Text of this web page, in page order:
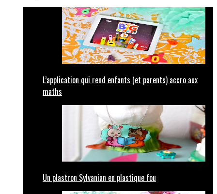
L’application qui rend enfants (et parents) accro aux
maths
Un plastron Sylvanian en plastique fou